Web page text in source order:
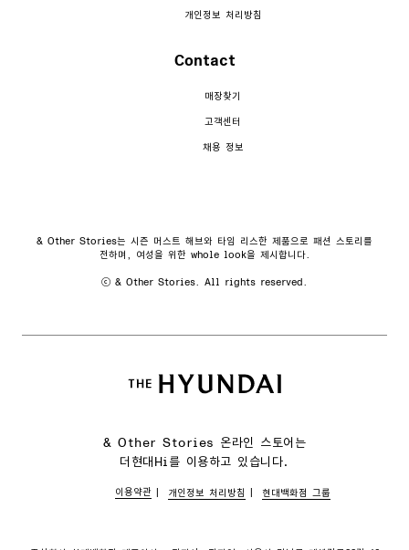
개인정보 처리방침
Contact
매장찾기
고객센터
채용 정보
& Other Stories는 시즌 머스트 해브와 타임 리스한 제품으로 패션 스토리를
전하며, 여성을 위한 whole look을 제시합니다.
ⓒ & Other Stories. All rights reserved.
& Other Stories 온라인 스토어는
더현대Hi를 이용하고 있습니다.
이용약관 개인정보 처리방침 현대백화점 그룹